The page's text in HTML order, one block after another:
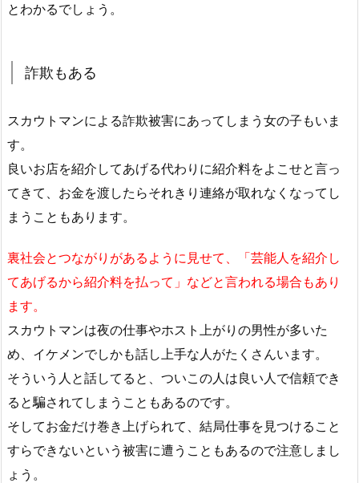
とわかるでしょう。
詐欺もある
スカウトマンによる詐欺被害にあってしまう女の子もいま
す。
良いお店を紹介してあげる代わりに紹介料をよこせと言っ
てきて、お金を渡したらそれきり連絡が取れなくなってし
まうこともあります。
裏社会とつながりがあるように見せて、「芸能人を紹介し
てあげるから紹介料を払って」などと言われる場合もあり
ます。
スカウトマンは夜の仕事やホスト上がりの男性が多いた
め、イケメンでしかも話し上手な人がたくさんいます。
そういう人と話してると、ついこの人は良い人で信頼でき
ると騙されてしまうこともあるのです。
そしてお金だけ巻き上げられて、結局仕事を見つけること
すらできないという被害に遭うこともあるので注意しまし
ょう。